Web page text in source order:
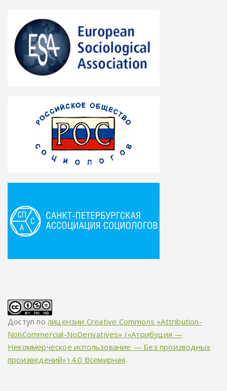
Доступ полицензии Creative Commons «Attribution-
NonCommercial-NoDerivatives» («Атрибуция —
Некоммерческое использование — Без производных
произведений») 4.0 Всемирная.